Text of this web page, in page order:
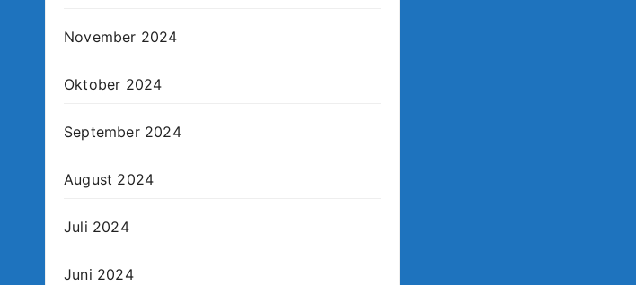
November 2024
Oktober 2024
September 2024
August 2024
Juli 2024
Juni 2024